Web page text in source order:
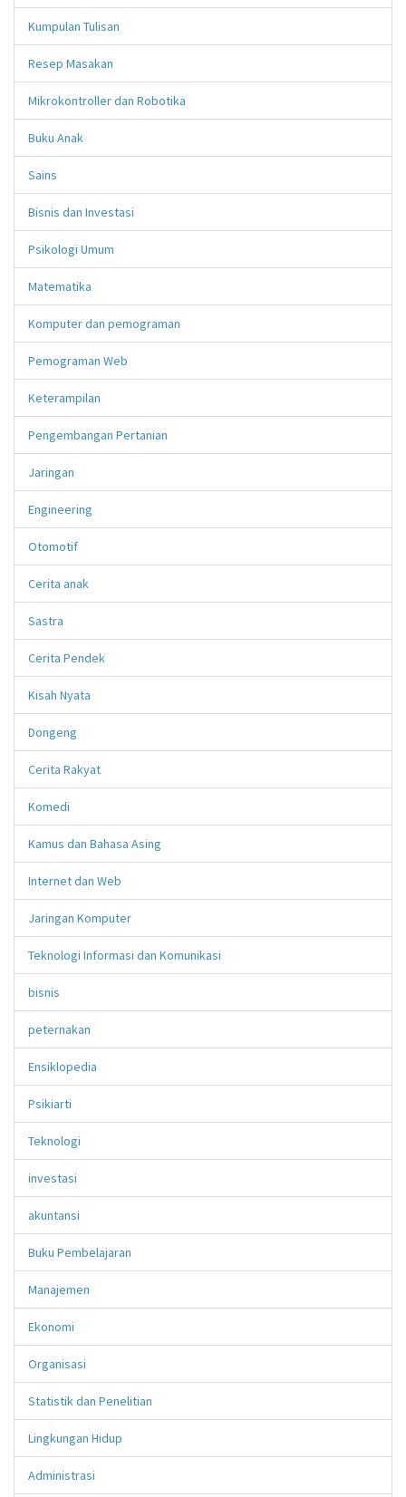
Kumpulan Tulisan
Resep Masakan
Mikrokontroller dan Robotika
Buku Anak
Sains
Bisnis dan Investasi
Psikologi Umum
Matematika
Komputer dan pemograman
Pemograman Web
Keterampilan
Pengembangan Pertanian
Jaringan
Engineering
Otomotif
Cerita anak
Sastra
Cerita Pendek
Kisah Nyata
Dongeng
Cerita Rakyat
Komedi
Kamus dan Bahasa Asing
Internet dan Web
Jaringan Komputer
Teknologi Informasi dan Komunikasi
bisnis
peternakan
Ensiklopedia
Psikiarti
Teknologi
investasi
akuntansi
Buku Pembelajaran
Manajemen
Ekonomi
Organisasi
Statistik dan Penelitian
Lingkungan Hidup
Administrasi